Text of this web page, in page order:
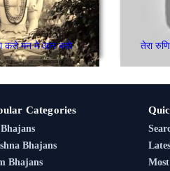
करो मन मे आन बसो तेरा
Categories
Bhajans
Bhajans